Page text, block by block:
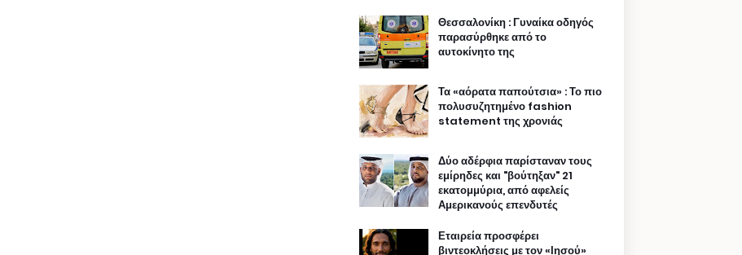
Θεσσαλονίκη : Γυναίκα οδηγός
παρασύρθηκε από το
αυτοκίνητο της
Τα «αόρατα παπούτσια» : Το πιο
πολυσυζητημένο fashion
statement της χρονιάς
Δύο αδέρφια παρίσταναν τους
εμίρηδες και "βούτηξαν" 21
εκατομμύρια, από αφελείς
Αμερικανούς επενδυτές
Εταιρεία προσφέρει
βιντεοκλήσεις με τον «Ιησού»